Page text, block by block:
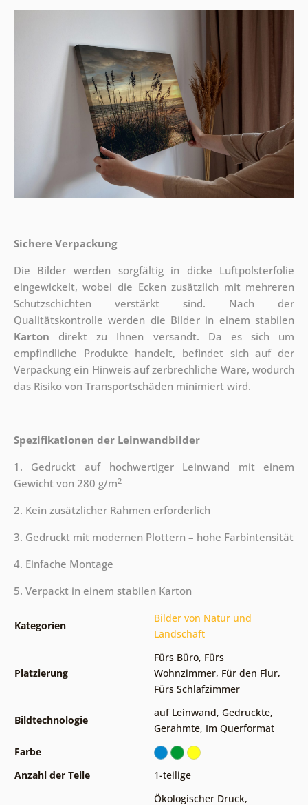
Sichere Verpackung
Die Bilder werden sorgfältig in dicke Luftpolsterfolie
eingewickelt, wobei die Ecken zusätzlich mit mehreren
Schutzschichten verstärkt sind. Nach der
Qualitätskontrolle werden die Bilder in einem stabilen
Karton direkt zu Ihnen versandt. Da es sich um
empfindliche Produkte handelt, befindet sich auf der
Verpackung ein Hinweis auf zerbrechliche Ware, wodurch
das Risiko von Transportschäden minimiert wird.
Spezifikationen der Leinwandbilder
1. Gedruckt auf hochwertiger Leinwand mit einem
Gewicht von 280 g/m2
2. Kein zusätzlicher Rahmen erforderlich
3. Gedruckt mit modernen Plottern – hohe Farbintensität
4. Einfache Montage
5. Verpackt in einem stabilen Karton
Kategorien
Bilder von Natur und
Landschaft
Platzierung
Fürs Büro, Fürs
Wohnzimmer, Für den Flur,
Fürs Schlafzimmer
Bildtechnologie
auf Leinwand, Gedruckte,
Gerahmte, Im Querformat
Farbe
Anzahl der Teile
1-teilige
Ökologischer Druck,